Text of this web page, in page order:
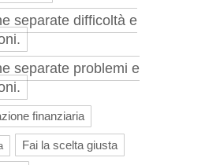
separate difficoltà e
separate problemi e
finanziaria
Fai la scelta giusta